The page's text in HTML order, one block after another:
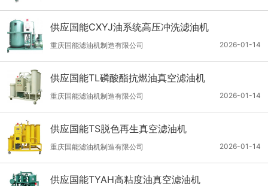
供应国能CXYJ油系统高压冲洗滤油机
2026-01-14
重庆国能滤油机制造有限公司
供应国能TL磷酸酯抗燃油真空滤油机
2026-01-14
重庆国能滤油机制造有限公司
供应国能TS脱色再生真空滤油机
2026-01-14
重庆国能滤油机制造有限公司
供应国能TYAH高粘度油真空滤油机